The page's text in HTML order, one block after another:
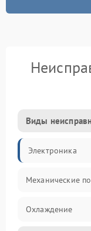
Виды
Электроника
Механические
Охлаждение